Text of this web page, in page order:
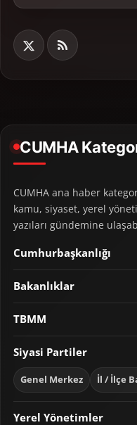
CUMHA
CUMHA ana haber
kamu, siyaset, yerel
yazıları gündemine
Cumhurbaşkanlığı
Bakanlıklar
TBMM
Siyasi Partiler
Genel Merkez İl / İlçe
Yerel Yönetimler